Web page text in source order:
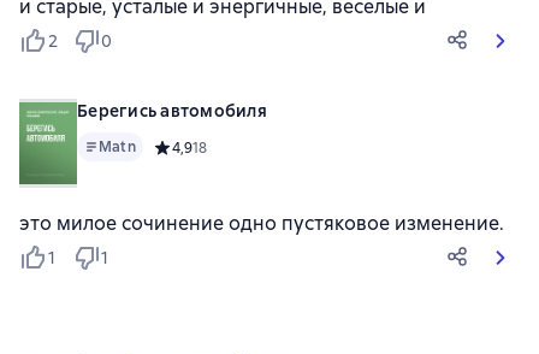
и старые, усталые и энергичные, веселые и
2 0
Берегись автомобиля
Matn Средний рейтинг 4,9 на основе 18 оценок
4,918
это милое сочинение одно пустяковое изменение.
1 1